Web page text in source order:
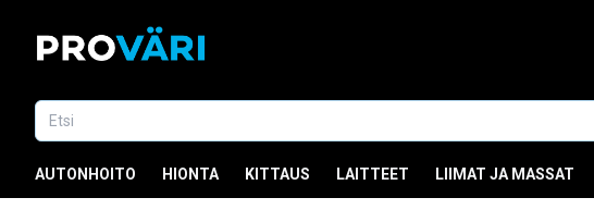
AUTONHOITO HIONTA KITTAUS LAITTEET LIIMAT JA MASSAT